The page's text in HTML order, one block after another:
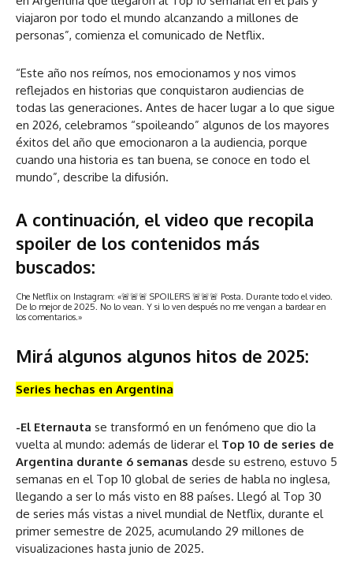
viajaron por todo el mundo alcanzando a millones de
personas”, comienza el comunicado de Netflix.
“Este año nos reímos, nos emocionamos y nos vimos
reflejados en historias que conquistaron audiencias de
todas las generaciones. Antes de hacer lugar a lo que sigue
en 2026, celebramos “spoileando” algunos de los mayores
éxitos del año que emocionaron a la audiencia, porque
cuando una historia es tan buena, se conoce en todo el
mundo”, describe la difusión.
A continuación, el video que recopila
spoiler de los contenidos más
buscados:
Che Netflix on Instagram: «🚨🚨🚨 SPOILERS 🚨🚨🚨 Posta. Durante todo el video.
De lo mejor de 2025. No lo vean. Y si lo ven después no me vengan a bardear en
los comentarios.»
Mirá algunos algunos hitos de 2025:
Series hechas en Argentina
-El Eternauta se transformó en un fenómeno que dio la
vuelta al mundo: además de liderar el Top 10 de series de
Argentina durante 6 semanas desde su estreno, estuvo 5
semanas en el Top 10 global de series de habla no inglesa,
llegando a ser lo más visto en 88 países. Llegó al Top 30
de series más vistas a nivel mundial de Netflix, durante el
primer semestre de 2025, acumulando 29 millones de
visualizaciones hasta junio de 2025.